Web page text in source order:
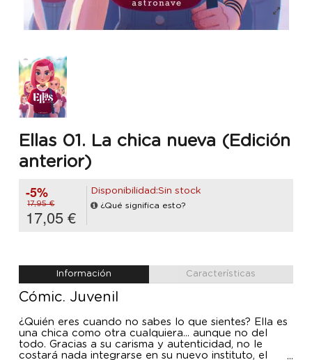
Ellas 01. La chica nueva (Edición
anterior)
-5%
17,95 €
17,05 €
Disponibilidad:Sin stock
¿Qué significa esto?
Información Características
Cómic. Juvenil
¿Quién eres cuando no sabes lo que sientes? Ella es
una chica como otra cualquiera... aunque no del
todo. Gracias a su carisma y autenticidad, no le
costará nada integrarse en su nuevo instituto, el